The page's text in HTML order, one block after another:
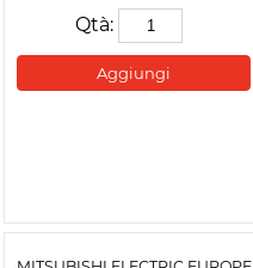
Qtà:
Aggiungi